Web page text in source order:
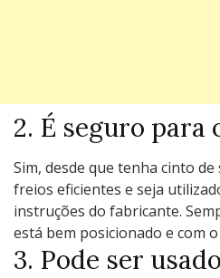
2. É seguro para
Sim, desde que tenha cinto
freios eficientes e seja
instruções do fabricante.
está bem posicionado e com
3. Pode ser